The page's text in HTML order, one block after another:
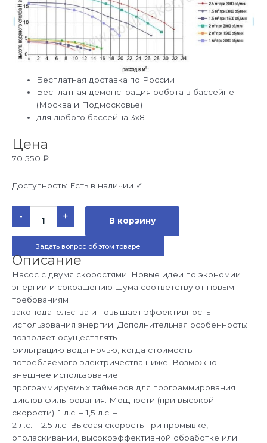
Бесплатная доставка по России
Бесплатная демонстрация робота в бассейне
(Москва и Подмосковье)
для любого бассейна 3х8
Цена
70 550 ₽
Доступность: Есть в наличии ✓
-
Количество
товара
Насос
м3/
ч
с
предфильтром,
230В,
1,5кВт
+ В корзину
Задать вопрос об этом товаре
Описание
Насос с двумя скоростями. Новые идеи по экономии
энергии и сокращению шума соответствуют новым
требованиям
законодательства и повышает эффективность
использования энергии. Дополнительная особенность:
позволяет осуществлять
фильтрацию воды ночью, когда стоимость
потребляемого электричества ниже. Возможно
внешнее использование
программируемых таймеров для программирования
циклов фильтрования. Мощности (при высокой
скорости): 1 л.с. – 1,5 л.с. –
2 л.с. – 2.5 л.с. Высоая скорость при промывке,
ополаскивании, высокоэффективной обработке или